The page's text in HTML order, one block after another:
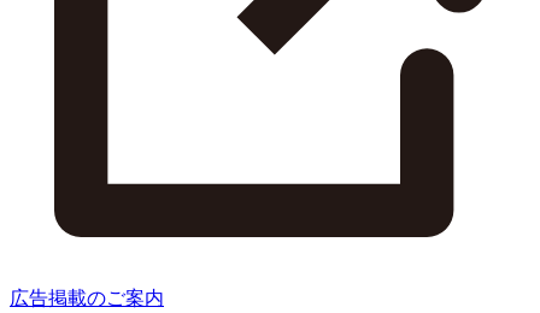
広告掲載のご案内